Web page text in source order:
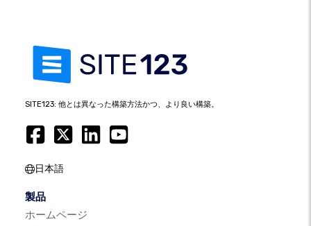
SITE123: 他とは異なった構築方法かつ、より良い構築。
日本語
製品
ホームページ